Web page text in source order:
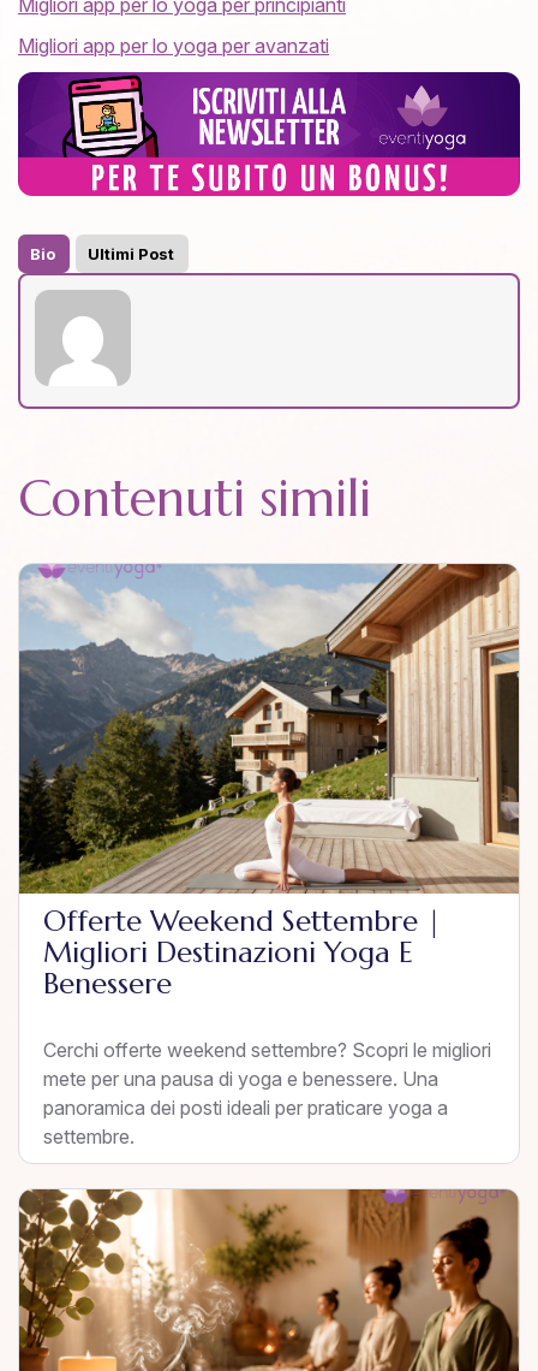
Migliori app per lo yoga per principianti
Migliori app per lo yoga per avanzati
Bio Ultimi Post
Contenuti simili
Offerte Weekend Settembre |
Migliori Destinazioni Yoga E
Benessere
Cerchi offerte weekend settembre? Scopri le migliori
mete per una pausa di yoga e benessere. Una
panoramica dei posti ideali per praticare yoga a
settembre.